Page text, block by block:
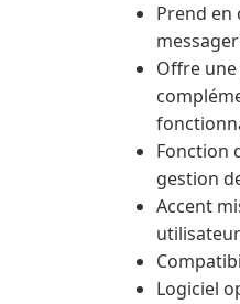
Prend en
Offre
Fonction
gestion
Accent
Logiciel